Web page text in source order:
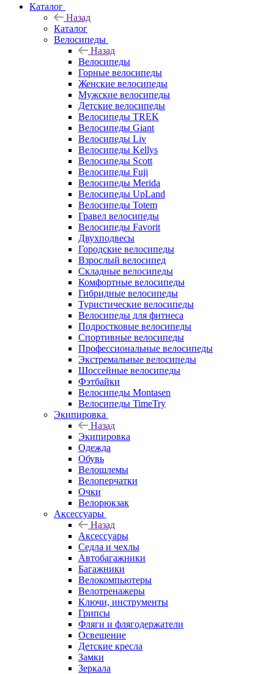
Каталог
Назад
Каталог
Велосипеды
Назад
Велосипеды
Горные велосипеды
Женские велосипеды
Мужские велосипеды
Детские велосипеды
Велосипеды TREK
Велосипеды Giant
Велосипеды Liv
Велосипеды Kellys
Велосипеды Scott
Велосипеды Fuji
Велосипеды Merida
Велосипеды UpLand
Велосипеды Totem
Гравел велосипеды
Велосипеды Favorit
Двухподвесы
Городские велосипеды
Взрослый велосипед
Складные велосипеды
Комфортные велосипеды
Гибридные велосипеды
Туристические велосипеды
Велосипеды для фитнеса
Подростковые велосипеды
Спортивные велосипеды
Профессиональные велосипеды
Экстремальные велосипеды
Шоссейные велосипеды
Фэтбайки
Велосипеды Montasen
Велосипеды TimeTry
Экипировка
Назад
Экипировка
Одежда
Обувь
Велошлемы
Велоперчатки
Очки
Велорюкзак
Аксессуары
Назад
Аксессуары
Седла и чехлы
Автобагажники
Багажники
Велокомпьютеры
Велотренажеры
Ключи, инструменты
Грипсы
Фляги и флягодержатели
Освещение
Детские кресла
Замки
Зеркала